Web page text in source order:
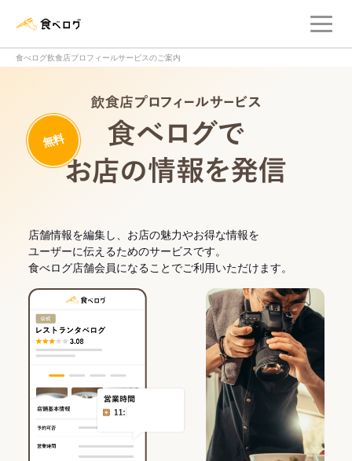
食べログ飲食店プロフィールサービスのご案内
無料
店舗情報を編集し、お店の魅力やお得な情報を
ユーザーに伝えるためのサービスです。
食べログ店舗会員になることでご利用いただけます。